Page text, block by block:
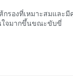
กรองที่เหมาะสมแล
ใจมากขึ้นขณะขับขี่